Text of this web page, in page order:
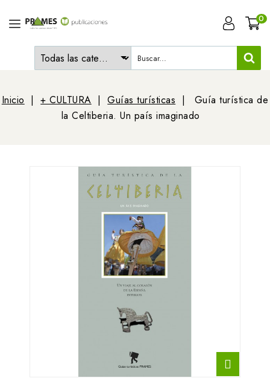
0
Inicio + CULTURA Guías turísticas
Guía turística de
la Celtiberia. Un país imaginado